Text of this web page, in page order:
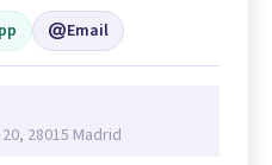
Email
28015 Madrid